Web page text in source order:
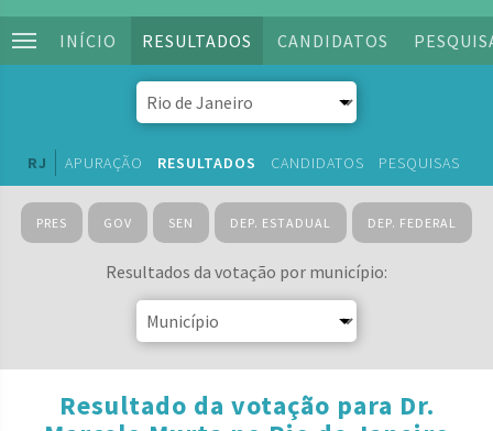
INÍCIO RESULTADOS CANDIDATOS
RJ APURAÇÃO RESULTADOS CANDIDATOS PESQUISAS
PRES GOV SEN DEP. ESTADUAL DEP. FEDERAL
Resultados da votação por município:
Resultado da votação para Dr.